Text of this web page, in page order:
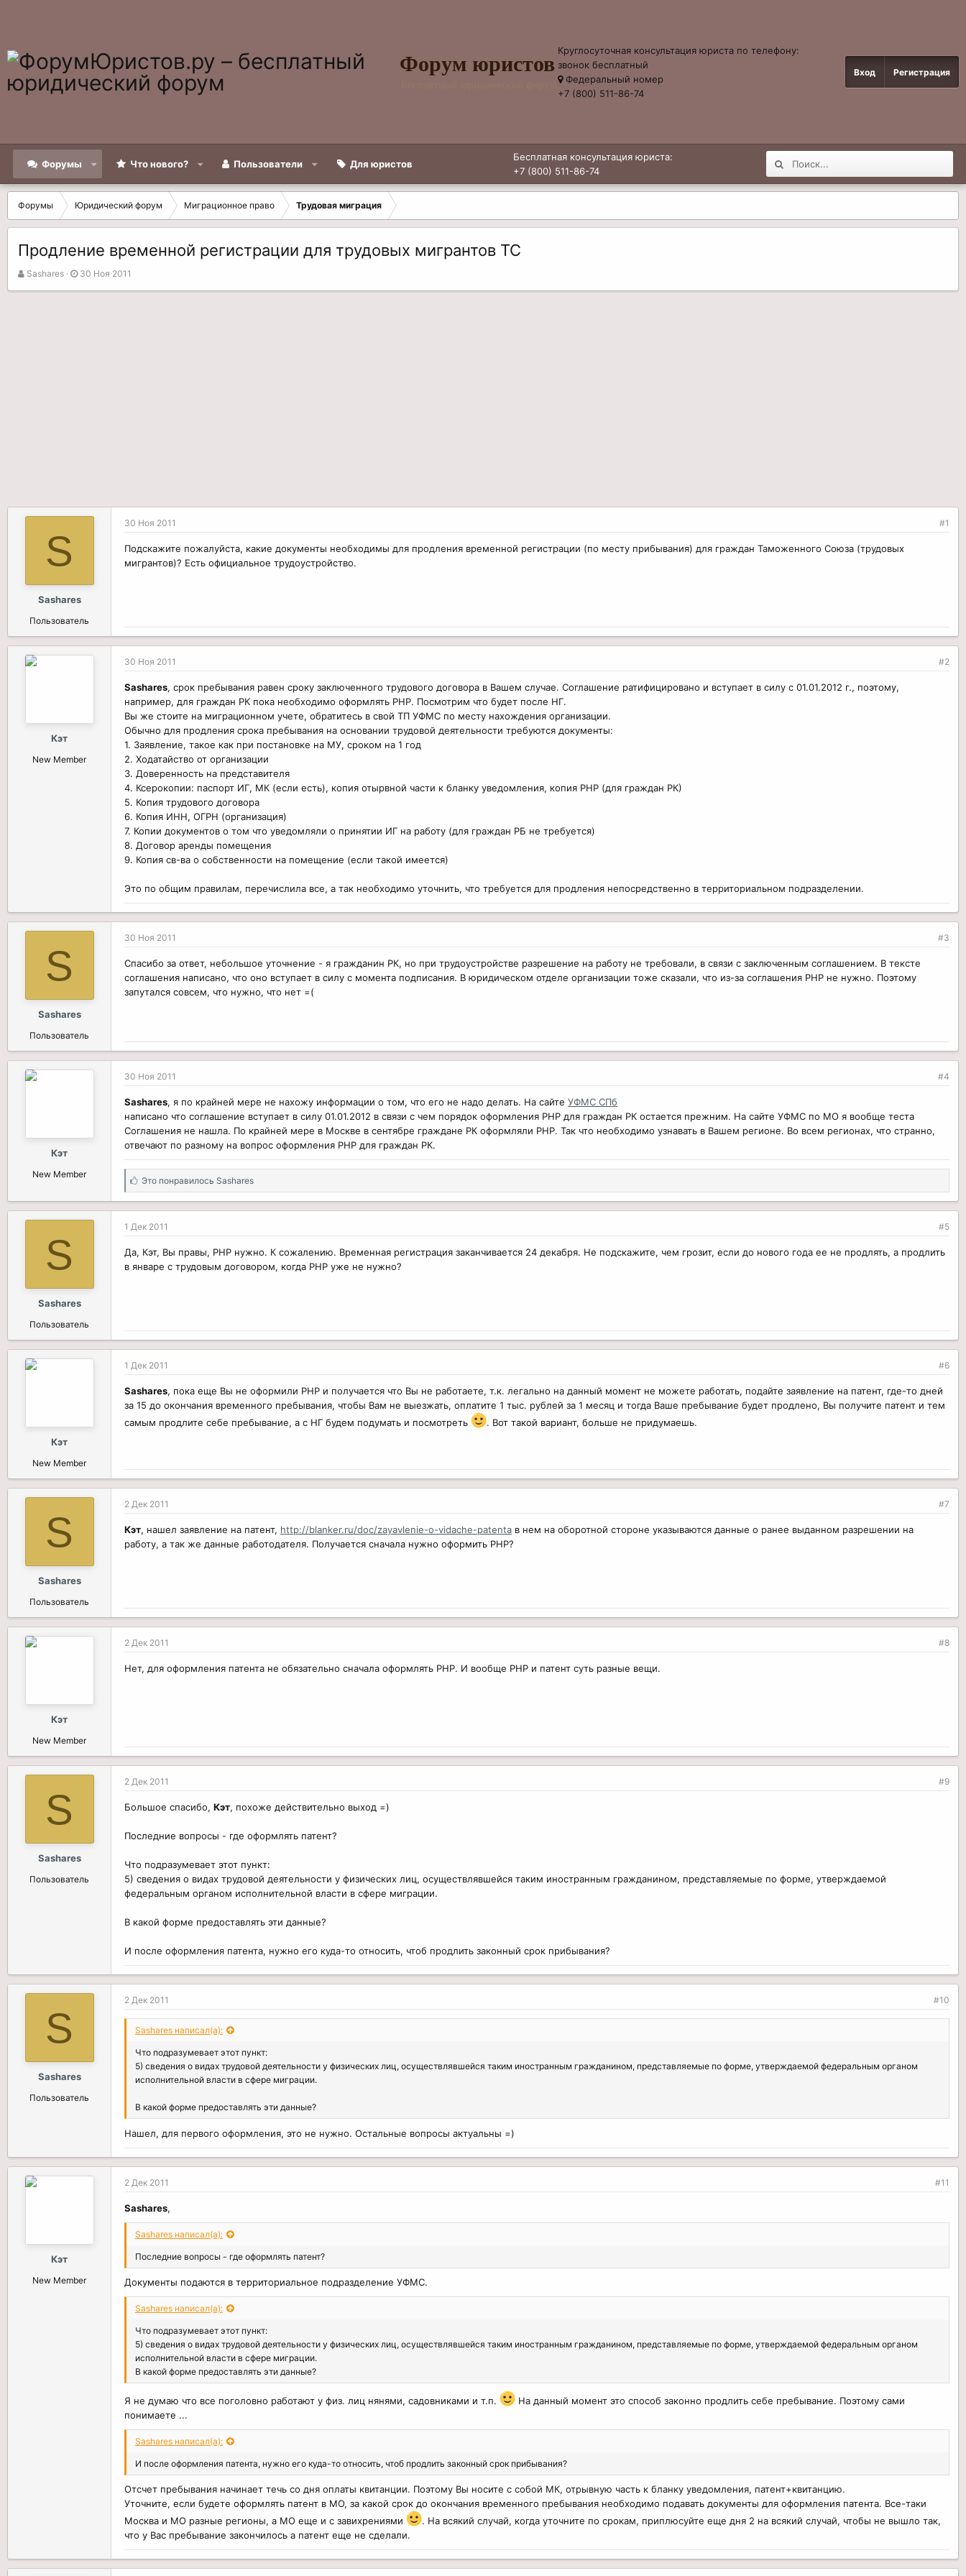
Форум юристов
Круглосуточная консультация юриста по телефону:
звонок бесплатный
Федеральный номер
+7 (800) 511-86-74
Вход Регистрация
Форумы Что нового? Пользователи Для юристов
Бесплатная консультация юриста:
+7 (800) 511-86-74
Форумы Юридический форум Миграционное право Трудовая миграция
Продление временной регистрации для трудовых мигрантов ТС
А
Sashares
Д
30 Ноя 2011
S
Sashares
Пользователь
30 Ноя 2011 #1
Подскажите пожалуйста, какие документы необходимы для продления временной регистрации (по месту прибывания) для граждан Таможенного Союза (трудовых
мигрантов)? Есть официальное трудоустройство.
Кэт
New Member
30 Ноя 2011 #2
Sashares, срок пребывания равен сроку заключенного трудового договора в Вашем случае. Соглашение ратифицировано и вступает в силу с 01.01.2012 г., поэтому,
например, для граждан РК пока необходимо оформлять РНР. Посмотрим что будет после НГ.
Вы же стоите на миграционном учете, обратитесь в свой ТП УФМС по месту нахождения организации.
Обычно для продления срока пребывания на основании трудовой деятельности требуются документы:
1. Заявление, такое как при постановке на МУ, сроком на 1 год
2. Ходатайство от организации
3. Доверенность на представителя
4. Ксерокопии: паспорт ИГ, МК (если есть), копия отырвной части к бланку уведомления, копия РНР (для граждан РК)
5. Копия трудового договора
6. Копия ИНН, ОГРН (организация)
7. Копии документов о том что уведомляли о принятии ИГ на работу (для граждан РБ не требуется)
8. Договор аренды помещения
9. Копия св-ва о собственности на помещение (если такой имеется)
Это по общим правилам, перечислила все, а так необходимо уточнить, что требуется для продления непосредственно в территориальном подразделении.
S
Sashares
Пользователь
30 Ноя 2011 #3
Спасибо за ответ, небольшое уточнение - я гражданин РК, но при трудоустройстве разрешение на работу не требовали, в связи с заключенным соглашением. В тексте
соглашения написано, что оно вступает в силу с момента подписания. В юридическом отделе организации тоже сказали, что из-за соглашения РНР не нужно. Поэтому
запутался совсем, что нужно, что нет =(
Кэт
New Member
30 Ноя 2011 #4
Sashares, я по крайней мере не нахожу информации о том, что его не надо делать. На сайте УФМС СПб
написано что соглашение вступает в силу 01.01.2012 в связи с чем порядок оформления РНР для граждан РК остается прежним. На сайте УФМС по МО я вообще теста
Соглашения не нашла. По крайней мере в Москве в сентябре граждане РК оформляли РНР. Так что необходимо узнавать в Вашем регионе. Во всем регионах, что странно,
отвечают по разному на вопрос оформления РНР для граждан РК.
С
и
т
Это понравилось Sashares
S
Sashares
Пользователь
1 Дек 2011 #5
Да, Кэт, Вы правы, РНР нужно. К сожалению. Временная регистрация заканчивается 24 декабря. Не подскажите, чем грозит, если до нового года ее не продлять, а продлить
в январе с трудовым договором, когда РНР уже не нужно?
Кэт
New Member
1 Дек 2011 #6
Sashares, пока еще Вы не оформили РНР и получается что Вы не работаете, т.к. легально на данный момент не можете работать, подайте заявление на патент, где-то дней
за 15 до окончания временного пребывания, чтобы Вам не выезжать, оплатите 1 тыс. рублей за 1 месяц и тогда Ваше пребывание будет продлено, Вы получите патент и тем
самым продлите себе пребывание, а с НГ будем подумать и посмотреть
. Вот такой вариант, больше не придумаешь.
S
Sashares
Пользователь
2 Дек 2011 #7
Кэт, нашел заявление на патент, http://blanker.ru/doc/zayavlenie-o-vidache-patenta в нем на оборотной стороне указываются данные о ранее выданном разрешении на
работу, а так же данные работодателя. Получается сначала нужно оформить РНР?
Кэт
New Member
2 Дек 2011 #8
Нет, для оформления патента не обязательно сначала оформлять РНР. И вообще РНР и патент суть разные вещи.
S
Sashares
Пользователь
2 Дек 2011 #9
Большое спасибо, Кэт, похоже действительно выход =)
Последние вопросы - где оформлять патент?
Что подразумевает этот пункт:
5) сведения о видах трудовой деятельности у физических лиц, осуществлявшейся таким иностранным гражданином, представляемые по форме, утверждаемой
федеральным органом исполнительной власти в сфере миграции.
В какой форме предоставлять эти данные?
И после оформления патента, нужно его куда-то относить, чтоб продлить законный срок прибывания?
S
Sashares
Пользователь
2 Дек 2011 #10
Sashares написал(а):
Что подразумевает этот пункт:
5) сведения о видах трудовой деятельности у физических лиц, осуществлявшейся таким иностранным гражданином, представляемые по форме, утверждаемой федеральным органом
исполнительной власти в сфере миграции.
В какой форме предоставлять эти данные?
Нашел, для первого оформления, это не нужно. Остальные вопросы актуальны =)
Кэт
New Member
2 Дек 2011 #11
Sashares,
Sashares написал(а):
Последние вопросы - где оформлять патент?
Документы подаются в территориальное подразделение УФМС.
Sashares написал(а):
Что подразумевает этот пункт:
5) сведения о видах трудовой деятельности у физических лиц, осуществлявшейся таким иностранным гражданином, представляемые по форме, утверждаемой федеральным органом
исполнительной власти в сфере миграции.
В какой форме предоставлять эти данные?
Я не думаю что все поголовно работают у физ. лиц нянями, садовниками и т.п.
На данный момент это способ законно продлить себе пребывание. Поэтому сами
понимаете ...
Sashares написал(а):
И после оформления патента, нужно его куда-то относить, чтоб продлить законный срок прибывания?
Отсчет пребывания начинает течь со дня оплаты квитанции. Поэтому Вы носите с собой МК, отрывную часть к бланку уведомления, патент+квитанцию.
Уточните, если будете оформлять патент в МО, за какой срок до окончания временного пребывания необходимо подавать документы для оформления патента. Все-таки
Москва и МО разные регионы, а МО еще и с завихрениями
. На всякий случай, когда уточните по срокам, приплюсуйте еще дня 2 на всякий случай, чтобы не вышло так,
что у Вас пребывание закончилось а патент еще не сделали.